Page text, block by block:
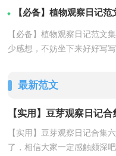
笔、没有头绪？以下...【
详情
【必备】植物观察日记范
【必备】植物观察日记范文
少感想，不妨坐下来好好写
最新范文
【实用】豆芽观察日记合
【实用】豆芽观察日记合
了，相信大家一定感触颇深